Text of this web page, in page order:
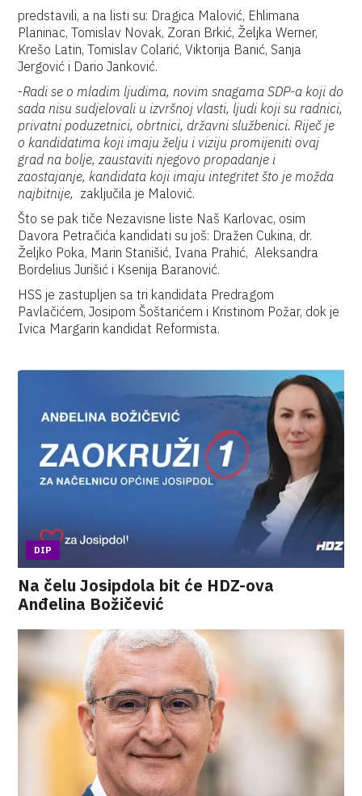
predstavili, a na listi su: Dragica Malović, Ehlimana
Planinac, Tomislav Novak, Zoran Brkić, Željka Werner,
Krešo Latin, Tomislav Colarić, Viktorija Banić, Sanja
Jergović i Dario Janković.
-Radi se o mladim ljudima, novim snagama SDP-a koji do
sada nisu sudjelovali u izvršnoj vlasti, ljudi koji su radnici,
privatni poduzetnici, obrtnici, državni službenici. Riječ je
o kandidatima koji imaju želju i viziju promijeniti ovaj
grad na bolje, zaustaviti njegovo propadanje i
zaostajanje, kandidata koji imaju integritet što je možda
najbitnije, zaključila je Malović.
Što se pak tiče Nezavisne liste Naš Karlovac, osim
Davora Petračića kandidati su još: Dražen Cukina, dr.
Željko Poka, Marin Stanišić, Ivana Prahić, Aleksandra
Bordelius Jurišić i Ksenija Baranović.
HSS je zastupljen sa tri kandidata Predragom
Pavlačićem, Josipom Šoštarićem i Kristinom Požar, dok je
Ivica Margarin kandidat Reformista.
DIP
Na čelu Josipdola bit će HDZ-ova
Anđelina Božičević